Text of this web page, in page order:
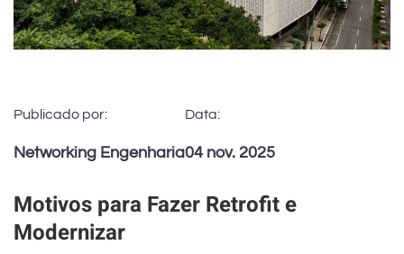
Publicado por:
Networking Engenharia
Data:
04 nov. 2025
Motivos para Fazer Retrofit e
Modernizar